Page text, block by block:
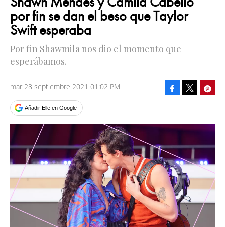
por fin se dan el beso que Taylor
Swift esperaba
Por fin Shawmila nos dio el momento que
esperábamos.
mar 28 septiembre 2021 01:02 PM
Añadir Elle en Google
Facebook